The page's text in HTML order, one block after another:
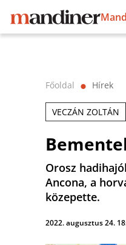
Főoldal ⬤ Hírek
VECZÁN ZOLTÁN
Orosz
Ancona, a
közepette.
2022. augusztus 24.